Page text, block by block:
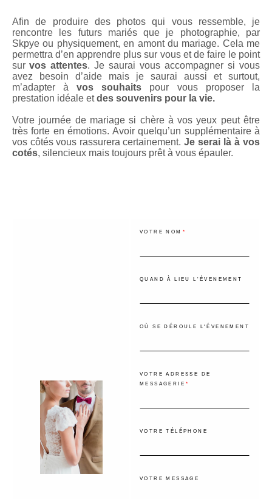
Afin de produire des photos qui vous ressemble, je
rencontre les futurs mariés que je photographie, par
Skpye ou physiquement, en amont du mariage. Cela me
permettra d’en apprendre plus sur vous et de faire le point
sur vos attentes. Je saurai vous accompagner si vous
avez besoin d’aide mais je saurai aussi et surtout,
m’adapter à vos souhaits pour vous proposer la
prestation idéale etdes souvenirs pour la vie.
Votre journée de mariage si chère à vos yeux peut être
très forte en émotions. Avoir quelqu’un supplémentaire à
vos côtés vous rassurera certainement. Je serai là à vos
cotés, silencieux mais toujours prêt à vous épauler.
VOTRE NOM
QUAND À LIEU L'ÉVENEMENT
OÙ SE DÉROULE L'ÉVENEMENT
VOTRE ADRESSE DE
MESSAGERIE
VOTRE TÉLÉPHONE
VOTRE MESSAGE